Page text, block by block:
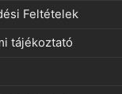
Feltételek
tájékoztató